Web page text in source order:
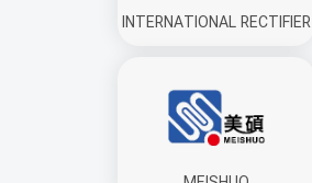
INTERNATIONAL RECTIFIER